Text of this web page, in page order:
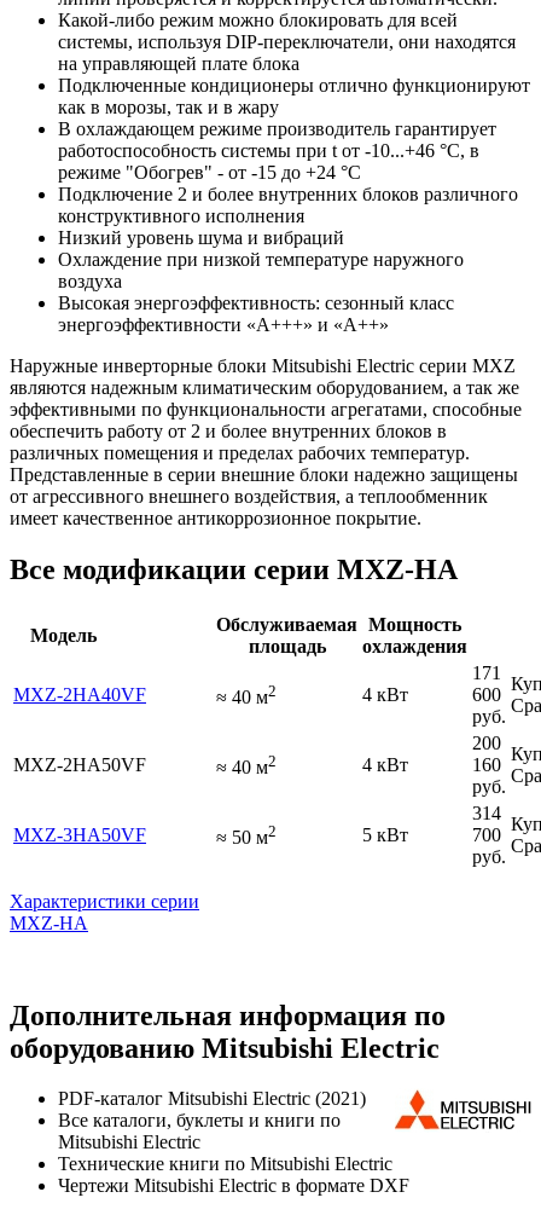
Какой-либо режим можно блокировать для всей
системы, используя DIP-переключатели, они находятся
на управляющей плате блока
Подключенные кондиционеры отлично функционируют
как в морозы, так и в жару
В охлаждающем режиме производитель гарантирует
работоспособность системы при t от -10...+46 °С, в
режиме "Обогрев" - от -15 до +24 °С
Подключение 2 и более внутренних блоков различного
конструктивного исполнения
Низкий уровень шума и вибраций
Охлаждение при низкой температуре наружного
воздуха
Высокая энергоэффективность: сезонный класс
энергоэффективности «А+++» и «А++»
Наружные инверторные блоки Mitsubishi Electric серии MXZ
являются надежным климатическим оборудованием, а так же
эффективными по функциональности агрегатами, способные
обеспечить работу от 2 и более внутренних блоков в
различных помещения и пределах рабочих температур.
Представленные в серии внешние блоки надежно защищены
от агрессивного внешнего воздействия, а теплообменник
имеет качественное антикоррозионное покрытие.
Все модификации серии MXZ-HA
Модель
Обслуживаемая
площадь
Мощность
охлаждения
MXZ-2HA40VF ≈ 40 м2 4 кВт
171
600
руб.
MXZ-2HA50VF ≈ 40 м2 4 кВт
200
160
руб.
MXZ-3HA50VF ≈ 50 м2 5 кВт
314
700
руб.
Характеристики серии
MXZ-HA
Дополнительная информация по
оборудованию Mitsubishi Electric
PDF-каталог Mitsubishi Electric (2021)
Все каталоги, буклеты и книги по
Mitsubishi Electric
Технические книги по Mitsubishi Electric
Чертежи Mitsubishi Electric в формате DXF